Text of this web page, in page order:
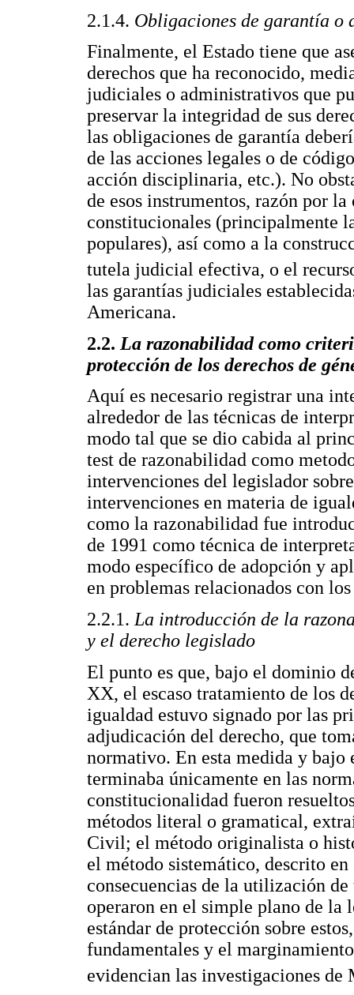
2.1.4. Obligaciones de garantía o
Finalmente, el Estado tiene que
derechos que ha reconocido,
judiciales o administrativos que
preservar la integridad de sus
las obligaciones de garantía
de las acciones legales o de
acción disciplinaria, etc.). No
de esos instrumentos, razón por
constitucionales (principalmente
populares), así como a la
tutela judicial efectiva, o el
las garantías judiciales
Americana.
2.2. La razonabilidad como
protección de los derechos de
Aquí es necesario registrar una
alrededor de las técnicas de
modo tal que se dio cabida al
test de razonabilidad como
intervenciones del legislador
intervenciones en materia de
como la razonabilidad fue
de 1991 como técnica de
modo específico de adopción y
en problemas relacionados con
2.2.1. La introducción de la
y el derecho legislado
El punto es que, bajo el dominio
XX, el escaso tratamiento de los
igualdad estuvo signado por las
adjudicación del derecho, que
normativo. En esta medida y bajo
terminaba únicamente en las
constitucionalidad fueron
métodos literal o gramatical,
Civil; el método originalista o
el método sistemático, descrito
consecuencias de la utilización
operaron en el simple plano de la
estándar de protección sobre
fundamentales y el
evidencian las investigaciones de